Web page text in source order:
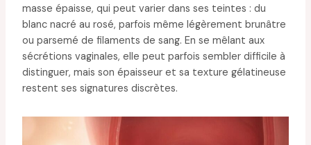
masse épaisse, qui peut varier dans ses teintes : du
blanc nacré au rosé, parfois même légèrement brunâtre
ou parsemé de filaments de sang. En se mêlant aux
sécrétions vaginales, elle peut parfois sembler difficile à
distinguer, mais son épaisseur et sa texture gélatineuse
restent ses signatures discrètes.